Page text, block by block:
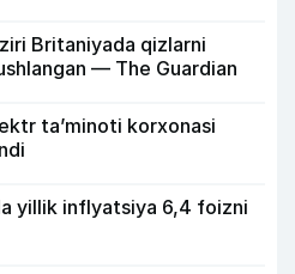
Britaniyada qizlarni
— The Guardian
ta’minoti korxonasi
yillik inflyatsiya 6,4 foizni